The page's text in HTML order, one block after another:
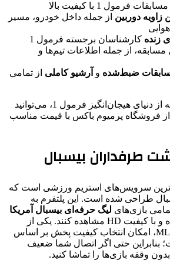
فرمول 1 با کیفیت بالا
دوربین از جمله داخل خودرو، مسیر
زنده کارشناسان برجسته فرمول 1
از جمله اطلاعات تیم‌ها و
ضبط‌شده و آرشیو کاملی از تمامی
برای داشتن بهترین تجربه از دنیای هیجان‌انگیز فرمول 1، می‌توانید
فروشگاه پرمیوم باکس با قیمت مناسب
سرویس‌های استریم ورزشی است که
طراحی شده است. این پلتفرم به
بازی‌های لیگ حرفه‌ای بیسبال آمریکا
(MLB) را به صورت زنده و با کیفیت HD مشاهده کنند. یکی از
مزایای بزرگ اشتراک MLB، امکان انتخاب کیفیت پخش بر اساس
حتی اگر اتصال شما ضعیف
وقفه بازی‌ها را تماشا کنید.